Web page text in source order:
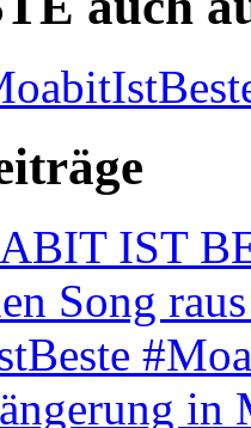
IST
Song
in